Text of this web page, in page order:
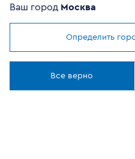
Мы
Где купить
Ваш город Москва
Определить
Все верно